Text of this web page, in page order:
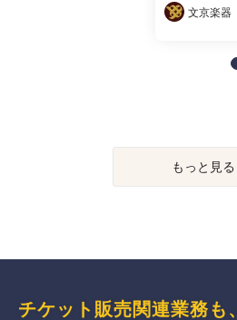
文京楽器
もっと見る
チケット販売関連業務も、